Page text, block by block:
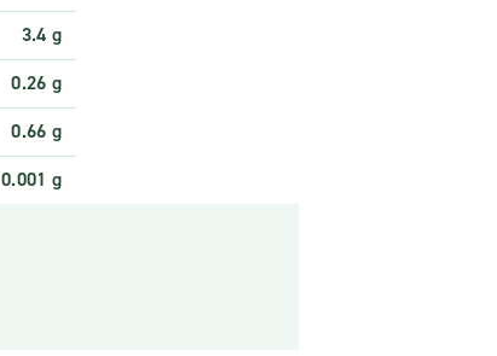
3.4 g
0.26 g
0.66 g
0.001 g